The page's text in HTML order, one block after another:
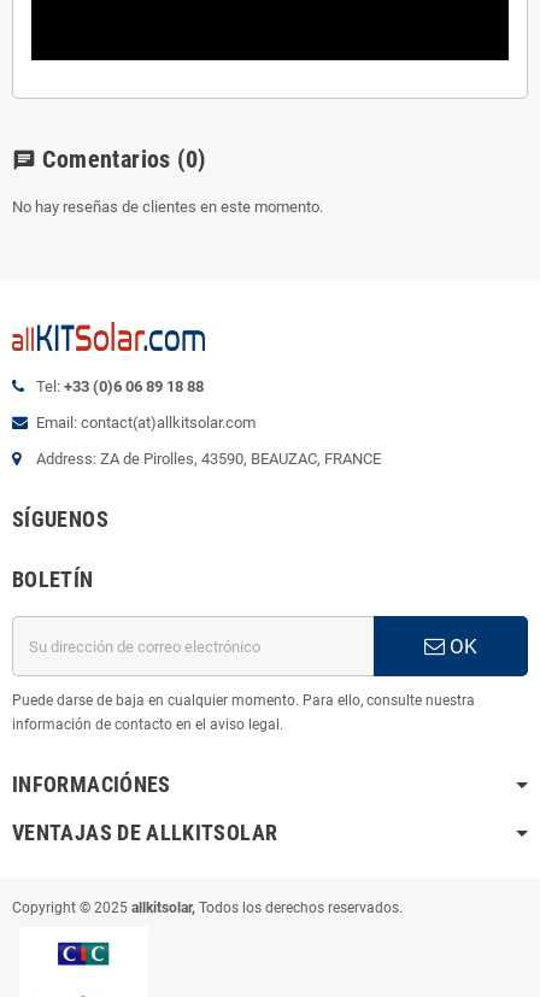
chat Comentarios (0)
No hay reseñas de clientes en este momento.
Tel: +33 (0)6 06 89 18 88
Email: contact(at)allkitsolar.com
Address: ZA de Pirolles, 43590, BEAUZAC, FRANCE
SÍGUENOS
BOLETÍN
OK
Puede darse de baja en cualquier momento. Para ello, consulte nuestra
información de contacto en el aviso legal.
INFORMACIÓNES
VENTAJAS DE ALLKITSOLAR
Copyright © 2025 allkitsolar, Todos los derechos reservados.